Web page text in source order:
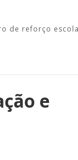
de reforço
e